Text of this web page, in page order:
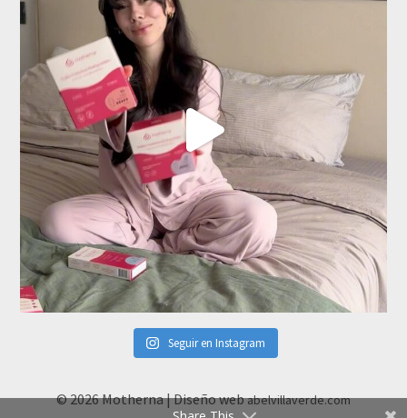
Seguir en Instagram
© 2026 Motherna | Diseño webabelvillaverde.com